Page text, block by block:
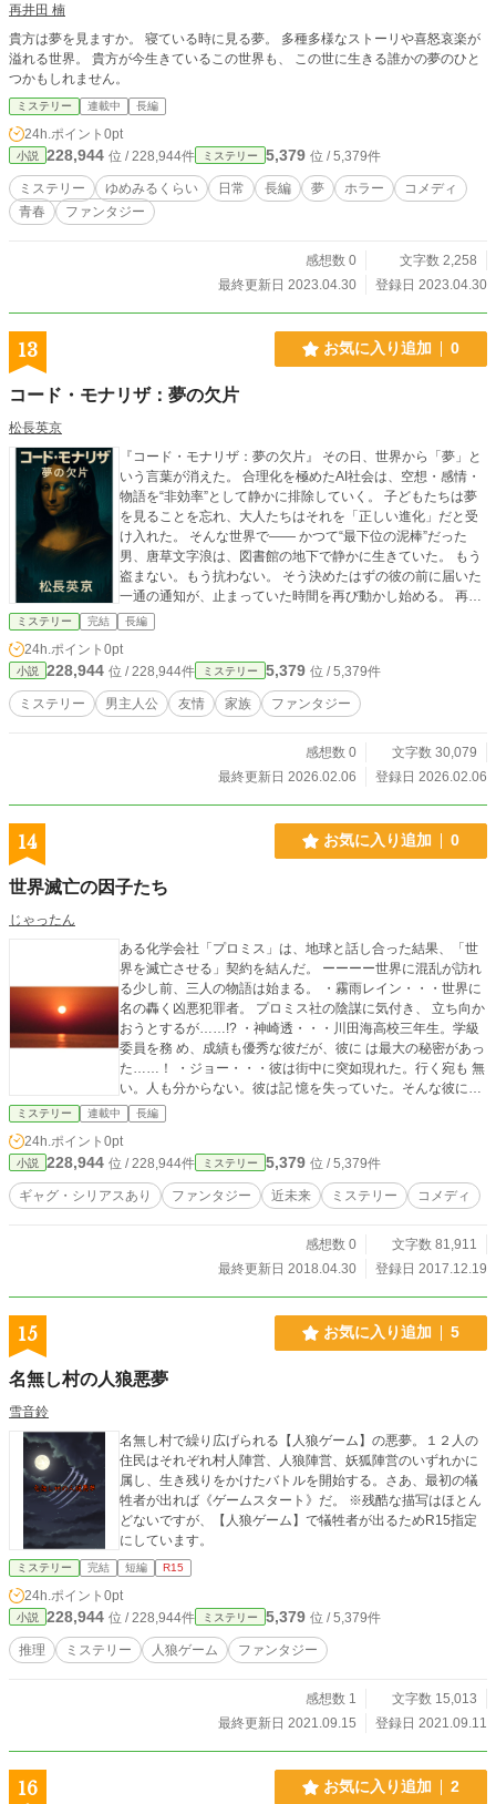
再井田 楠
貴方は夢を見ますか。 寝ている時に見る夢。 多種多様なストーリや喜怒哀楽が
溢れる世界。 貴方が今生きているこの世界も、 この世に生きる誰かの夢のひと
つかもしれません。
ミステリー 連載中 長編
24h.ポイント 0pt
小説 228,944 位 / 228,944件 ミステリー 5,379 位 / 5,379件
ミステリー ゆめみるくらい 日常 長編 夢 ホラー
コメディ
青春
ファンタジー
感想数 0
文字数 2,258
最終更新日 2023.04.30
登録日 2023.04.30
13 お気に入り追加 0
コード・モナリザ：夢の欠片
松長英京
『コード・モナリザ：夢の欠片』 その日、世界から「夢」と
いう言葉が消えた。 合理化を極めたAI社会は、空想・感情・
物語を“非効率”として静かに排除していく。 子どもたちは夢
を見ることを忘れ、大人たちはそれを「正しい進化」だと受
け入れた。 そんな世界で―― かつて“最下位の泥棒”だった
男、唐草文字浪は、図書館の地下で静かに生きていた。 もう
盗まない。もう抗わない。 そう決めたはずの彼の前に届いた
一通の通知が、止まっていた時間を再び動かし始める。 再訪
した「日本泥棒協会」で、文字浪は一人の女性と再会する。
協会の事務員であり、冷静な参謀役でもある 黒川ミアコ。 彼
女の首には、20年かけて育てられた一本のマフラーが巻かれ
ていた―― かつて“泥棒”が、幼い彼女にそっと置いていった
育成玩具 《気が遠くな〜る™》。 盗みとは、奪うことではな
い。 盗みとは、忘れられたものを“取り戻す”行為だ。 清掃員
金の鯱鉾。 そして、世界的名画《叫び》へと連なる“欠片”の
にもう一度“夢の居場所”を取り戻す物語だ。 静かで、滑稽
で、そして切実な―― 感情と記憶のスティール・ファンタジ
ー。
ミステリー 完結 長編
24h.ポイント 0pt
小説 228,944 位 / 228,944件 ミステリー 5,379 位 / 5,379件
ミステリー 男主人公 友情 家族 ファンタジー
感想数 0
文字数 30,079
最終更新日 2026.02.06
登録日 2026.02.06
14 お気に入り追加 0
世界滅亡の因子たち
じゃったん
ある化学会社「プロミス」は、地球と話し合った結果、「世
界を滅亡させる」契約を結んだ。 ーーーー世界に混乱が訪れ
る少し前、三人の物語は始まる。 ・霧雨レイン・・・世界に
名の轟く凶悪犯罪者。 プロミス社の陰謀に気付き、 立ち向か
おうとするが……!? ・神崎透・・・川田海高校三年生。学級
委員を務 め、成績も優秀な彼だが、彼に は最大の秘密があっ
た……！ ・ジョー・・・彼は街中に突如現れた。行く宛も 無
い。人も分からない。彼は記 憶を失っていた。そんな彼に手
を差し伸べたのは……!? 三人の物語、運命の交錯!! そして、
プロミス社の目的とは!? 世界の滅亡を止めることは出来るの
か!? パニックギャグミステリー、ここに開幕! カクヨム、なろ
う、taskeyにも連載中
ミステリー 連載中 長編
24h.ポイント 0pt
小説 228,944 位 / 228,944件 ミステリー 5,379 位 / 5,379件
ギャグ・シリアスあり ファンタジー 近未来 ミステリー コメディ
感想数 0
文字数 81,911
最終更新日 2018.04.30
登録日 2017.12.19
15 お気に入り追加 5
名無し村の人狼悪夢
雪音鈴
名無し村で繰り広げられる【人狼ゲーム】の悪夢。１２人の
住民はそれぞれ村人陣営、人狼陣営、妖狐陣営のいずれかに
属し、生き残りをかけたバトルを開始する。さあ、最初の犠
牲者が出れば《ゲームスタート》だ。 ※残酷な描写はほとん
どないですが、【人狼ゲーム】で犠牲者が出るためR15指定
にしています。
ミステリー 完結 短編 R15
24h.ポイント 0pt
小説 228,944 位 / 228,944件 ミステリー 5,379 位 / 5,379件
推理 ミステリー 人狼ゲーム ファンタジー
感想数 1
文字数 15,013
最終更新日 2021.09.15
登録日 2021.09.11
16 お気に入り追加 2